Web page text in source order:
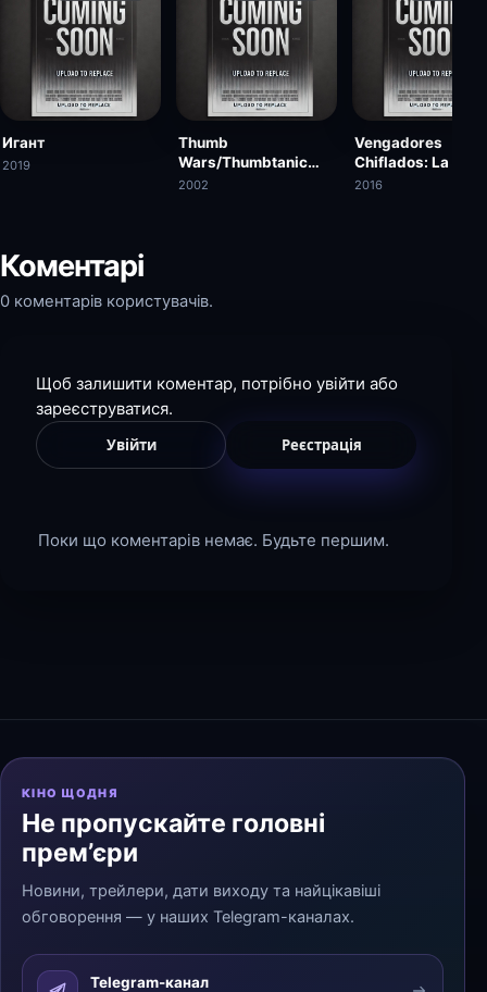
Игант
2019
Thumb
Wars/Thumbtanic
Thumb Double
2002
Vengadores
Chiflados: La Era
Pultrón
2016
Коментарі
0 коментарів користувачів.
Щоб залишити коментар, потрібно увійти або
зареєструватися.
Увійти Реєстрація
Поки що коментарів немає. Будьте першим.
КІНО ЩОДНЯ
Не пропускайте головні
прем’єри
Новини, трейлери, дати виходу та найцікавіші
обговорення — у наших Telegram-каналах.
Telegram-канал